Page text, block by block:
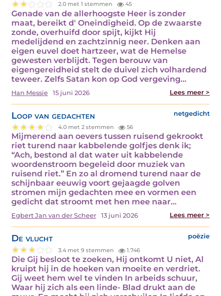
2.0 met 1 stemmen 45
Genade van de allerhoogste Heer is zonder
maat, bereikt d' Oneindigheid. Op de zwaarste
zonde, overhuifd door spijt, kijkt Hij
medelijdend en zachtzinnig neer. Denken aan
eigen euvel doet hartzeer, wat de Hemelse
gewesten verblijdt. Tegen berouw van
eigengereidheid stelt de duivel zich volhardend
teweer. Zelfs Satan kon op God vergeving…
Han Messie 15 juni 2026 Lees meer >
Loop van gedachten netgedicht
4.0 met 2 stemmen 56
Mijmerend aan oevers tussen ruisend gekrookt
riet turend naar kabbelende golfjes denk ik;
“Ach, bestond al dat water uit kabbelende
woordenstroom begeleid door muziek van
ruisend riet.” En zo al dromend turend naar de
schijnbaar eeuwig voort gejaagde golven
stromen mijn gedachten mee en vormen een
gedicht dat stroomt met hen mee naar…
Egbert Jan van der Scheer 13 juni 2026 Lees meer >
De vlucht poëzie
3.4 met 9 stemmen 1.746
Die Gij besloot te zoeken, Hij ontkomt U niet, Al
kruipt hij in de hoeken van moeite en verdriet.
Gij weet hem wel te vinden In arbeids schuur,
Waar hij zich als een linde- Blad drukt aan de